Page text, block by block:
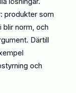
produkter som
blir norm, och
Därtill
och